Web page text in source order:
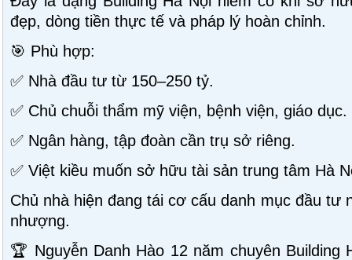
đẹp, dòng tiền thực tế và pháp lý hoàn chỉnh.
🎯 Phù hợp:
✅ Nhà đầu tư từ 150–250 tỷ.
✅ Chủ chuỗi thẩm mỹ viện, bệnh viện, giáo dục.
✅ Ngân hàng, tập đoàn cần trụ sở riêng.
✅ Việt kiều muốn sở hữu tài sản trung tâm Hà
Chủ nhà hiện đang tái cơ cấu danh mục đầu tư
nhượng.
🏆 Nguyễn Danh Hào 12 năm chuyên Building